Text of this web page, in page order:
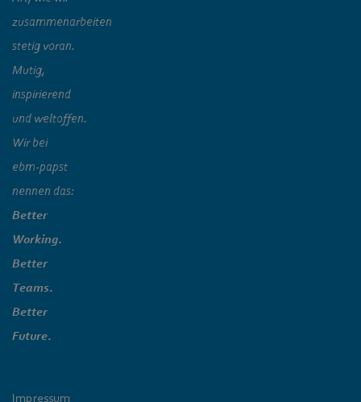
zusammenarbeiten
stetig voran.
Mutig,
inspirierend
und weltoffen.
Wir bei
ebm‑papst
nennen das:
Better
Working.
Better
Teams.
Better
Future.
Impressum